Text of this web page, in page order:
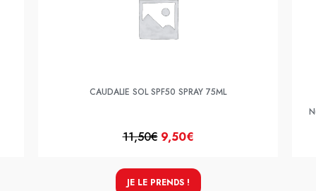
CAUDALIE SOL SPF50 SPRAY 75ML
11,50€ 9,50€
JE LE PRENDS !